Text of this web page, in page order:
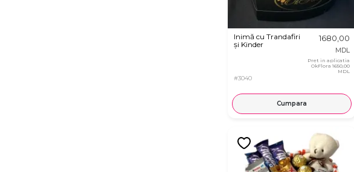
Inimă cu Trandafiri
și Kinder
#3040
1680,00
MDL
Pret in aplicatia
OkFlora 1650,00
MDL
Cumpara